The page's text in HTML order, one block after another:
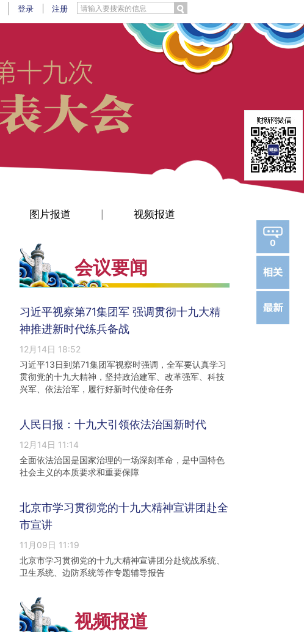
登录 注册
图片报道 视频报道
0
会议要闻
习近平视察第71集团军 强调贯彻十九大精
神推进新时代练兵备战
12月14日 18:52
习近平13日到第71集团军视察时强调，全军要认真学习
贯彻党的十九大精神，坚持政治建军、改革强军、科技
兴军、依法治军，履行好新时代使命任务
人民日报：十九大引领依法治国新时代
12月14日 11:14
全面依法治国是国家治理的一场深刻革命，是中国特色
社会主义的本质要求和重要保障
北京市学习贯彻党的十九大精神宣讲团赴全
市宣讲
11月09日 11:19
北京市学习贯彻党的十九大精神宣讲团分赴统战系统、
卫生系统、边防系统等作专题辅导报告
视频报道